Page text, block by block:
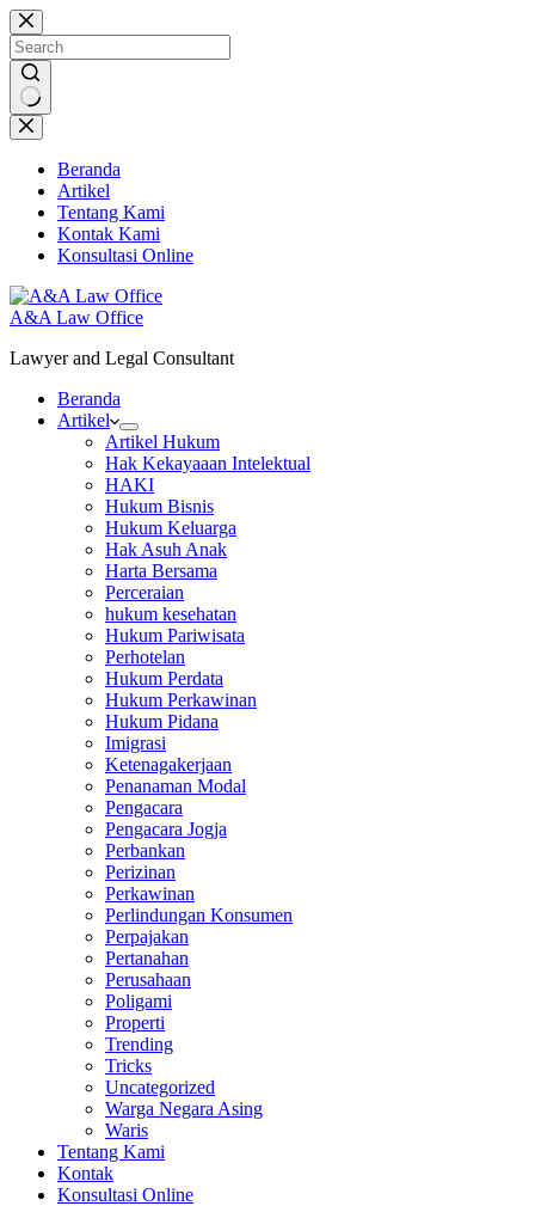
Skip
to
content
No
results
Beranda
Artikel
Tentang Kami
Kontak Kami
Konsultasi Online
A&A Law Office
Lawyer and Legal Consultant
Beranda
Artikel
Artikel Hukum
Hak Kekayaaan Intelektual
HAKI
Hukum Bisnis
Hukum Keluarga
Hak Asuh Anak
Harta Bersama
Perceraian
hukum kesehatan
Hukum Pariwisata
Perhotelan
Hukum Perdata
Hukum Perkawinan
Hukum Pidana
Imigrasi
Ketenagakerjaan
Penanaman Modal
Pengacara
Pengacara Jogja
Perbankan
Perizinan
Perkawinan
Perlindungan Konsumen
Perpajakan
Pertanahan
Perusahaan
Poligami
Properti
Trending
Tricks
Uncategorized
Warga Negara Asing
Waris
Tentang Kami
Kontak
Konsultasi Online